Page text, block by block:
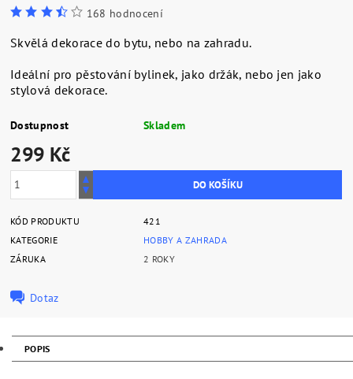
168 hodnocení
Skvělá dekorace do bytu, nebo na zahradu.
Ideální pro pěstování bylinek, jako držák, nebo jen jako
stylová dekorace.
Dostupnost Skladem
299 Kč
KÓD PRODUKTU
421
KATEGORIE
HOBBY A ZAHRADA
ZÁRUKA
2 ROKY
Dotaz
POPIS